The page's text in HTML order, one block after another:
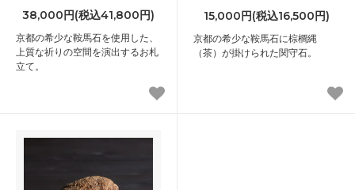
38,000円(税込41,800円)
京都の希少な鞍馬石を使用した、
上質な祈りの空間を演出するお札
立て。
15,000円(税込16,500円)
京都の希少な鞍馬石に棕櫚縄
（茶）が掛けられた関守石。